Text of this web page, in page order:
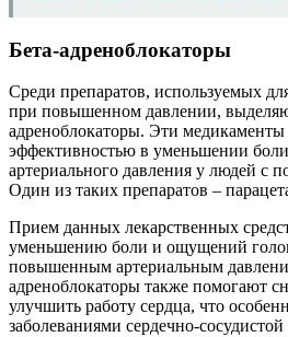
Бета-адреноблокаторы
Среди препаратов, используемых
при повышенном давлении,
адреноблокаторы. Эти
эффективностью в уменьшении
артериального давления у людей с
Один из таких препаратов –
Прием данных лекарственных
уменьшению боли и ощущений
повышенным артериальным
адреноблокаторы также помогают
улучшить работу сердца, что
заболеваниями сердечно-